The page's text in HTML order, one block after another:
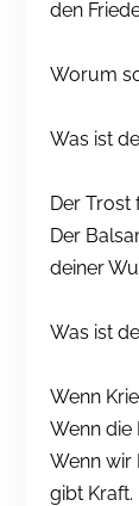
den
Worum
Was ist
Der Trost
Der
deiner
Was ist
Wenn
Wenn die
Wenn wir
gibt Kraft.